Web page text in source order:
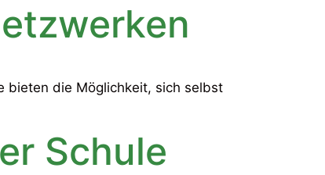
bieten die Möglichkeit, sich selbst
Schule